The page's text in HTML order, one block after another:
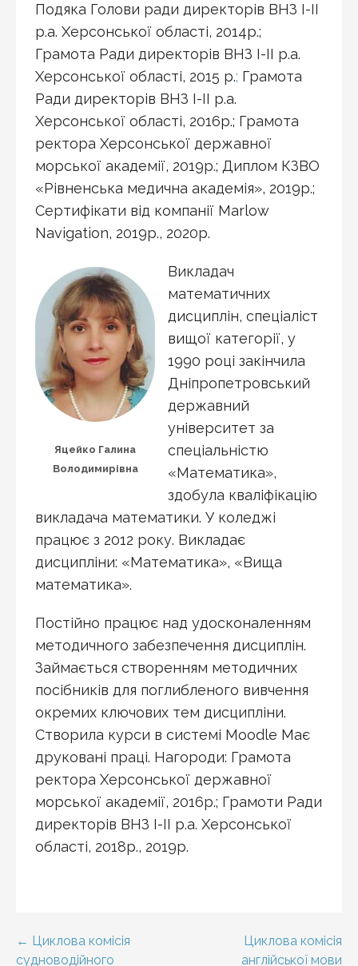
Подяка Голови ради директорів ВНЗ І-ІІ
р.а. Херсонської області, 2014р.;
Грамота Ради директорів ВНЗ І-ІІ р.а.
Херсонської області, 2015 р.; Грамота
Ради директорів ВНЗ І-ІІ р.а.
Херсонської області, 2016р.; Грамота
ректора Херсонської державної
морської академії, 2019р.; Диплом КЗВО
«Рівненська медична академія», 2019р.;
Сертифікати від компанії Marlow
Navigation, 2019р., 2020р.
Яцейко Галина
Володимирівна
Викладач
математичних
дисциплін, спеціаліст
вищої категорії, у
1990 році закінчила
Дніпропетровський
державний
університет за
спеціальністю
«Математика»,
здобула кваліфікацію
викладача математики. У коледжі
працює з 2012 року. Викладає
дисципліни: «Математика», «Вища
математика».
Постійно працює над удосконаленням
методичного забезпечення дисциплін.
Займається створенням методичних
посібників для поглибленого вивчення
окремих ключових тем дисципліни.
Створила курси в системі Moodle Має
друковані праці. Нагороди: Грамота
ректора Херсонської державної
морської академії, 2016р.; Грамоти Ради
директорів ВНЗ І-ІІ р.а. Херсонської
області, 2018р., 2019р.
Навігація
← Циклова комісія
судноводійного
Циклова комісія
англійської мови